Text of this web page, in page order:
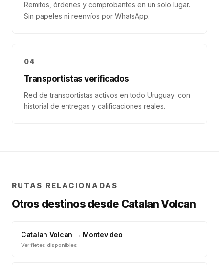
Remitos, órdenes y comprobantes en un solo lugar.
Sin papeles ni reenvíos por WhatsApp.
04
Transportistas verificados
Red de transportistas activos en todo Uruguay, con
historial de entregas y calificaciones reales.
RUTAS RELACIONADAS
Otros destinos desde Catalan Volcan
Catalan Volcan → Montevideo
Ver fletes disponibles